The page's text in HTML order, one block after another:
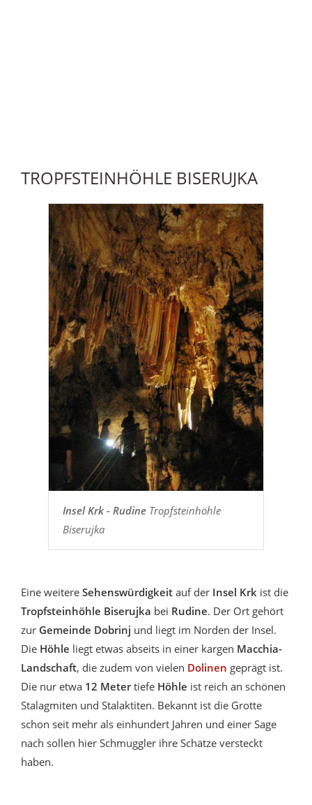
TROPFSTEINHÖHLE BISERUJKA
Insel Krk - RudineTropfsteinhöhle
Biserujka
Eine weitere Sehenswürdigkeit auf der Insel Krk ist die
Tropfsteinhöhle Biserujka bei Rudine. Der Ort gehört
zur Gemeinde Dobrinj und liegt im Norden der Insel.
Die Höhle liegt etwas abseits in einer kargen Macchia-
Landschaft, die zudem von vielen Dolinen geprägt ist.
Die nur etwa 12 Metertiefe Höhle ist reich an schönen
Stalagmiten und Stalaktiten. Bekannt ist die Grotte
schon seit mehr als einhundert Jahren und einer Sage
nach sollen hier Schmuggler ihre Schätze versteckt
haben.